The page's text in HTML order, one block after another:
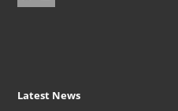
Latest News